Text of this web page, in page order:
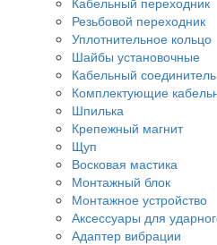
Резьбовой переходник
Уплотнительное кольцо
Шайбы установочные
Кабельный соединитель
Комплектующие
Шпилька
Крепежный магнит
Щуп
Восковая мастика
Монтажный блок
Монтажное устройство
Аксессуары для
Адаптер вибрации